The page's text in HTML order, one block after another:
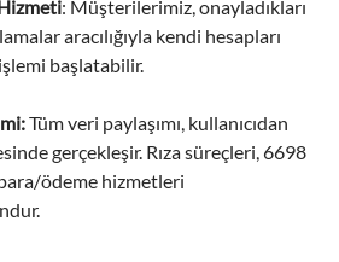
: Müşterilerimiz, onayladıkları
aracılığıyla kendi hesapları
başlatabilir.
Tüm veri paylaşımı, kullanıcıdan
gerçekleşir. Rıza süreçleri, 6698
ödeme hizmetleri